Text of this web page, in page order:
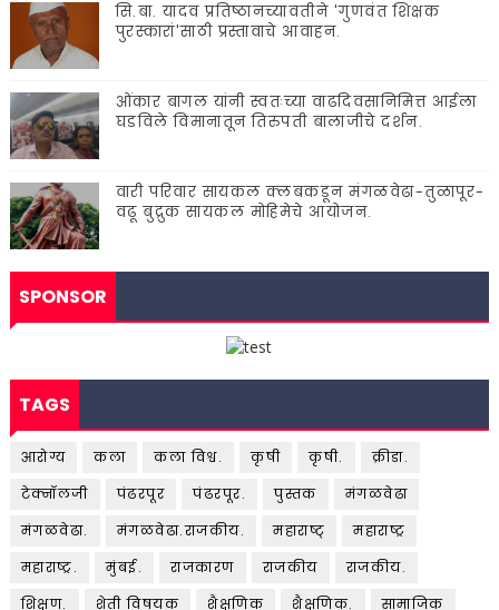
सि.बा. यादव प्रतिष्ठानच्यावतीने 'गुणवंत शिक्षक
पुरस्कारां'साठी प्रस्तावाचे आवाहन.
ओंकार बागल यांनी स्वतःच्या वाढदिवसानिमित्त आईला
घडविले विमानातून तिरुपती बालाजीचे दर्शन.
वारी परिवार सायकल क्लबकडून मंगळवेढा-तुळापूर-
वढू बुद्रुक सायकल मोहिमेचे आयोजन.
SPONSOR
TAGS
आरोग्य कला कला विश्व. कृषी कृषी.
क्रीडा.
टेक्नॉलजी
पंढरपूर पंढरपूर. पुस्तक
मंगळवेढा
मंगळवेढा.
मंगळवेढा.राजकीय. महाराष्ट्
महाराष्ट्र
महाराष्ट्र.
मुंबई. राजकारण राजकीय
राजकीय.
शिक्षण.
शेती विषयक शैक्षणिक शैक्षणिक.
सामाजिक